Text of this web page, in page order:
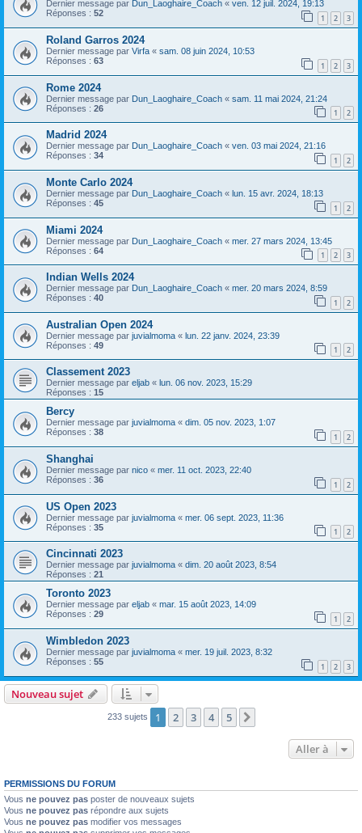
Dernier message par Dun_Laoghaire_Coach « ven. 12 juil. 2024, 19:13
Réponses : 52 1 2 3
Roland Garros 2024
Dernier message par Virfa « sam. 08 juin 2024, 10:53
Réponses : 63 1 2 3
Rome 2024
Dernier message par Dun_Laoghaire_Coach « sam. 11 mai 2024, 21:24
Réponses : 26 1 2
Madrid 2024
Dernier message par Dun_Laoghaire_Coach « ven. 03 mai 2024, 21:16
Réponses : 34 1 2
Monte Carlo 2024
Dernier message par Dun_Laoghaire_Coach « lun. 15 avr. 2024, 18:13
Réponses : 45 1 2
Miami 2024
Dernier message par Dun_Laoghaire_Coach « mer. 27 mars 2024, 13:45
Réponses : 64 1 2 3
Indian Wells 2024
Dernier message par Dun_Laoghaire_Coach « mer. 20 mars 2024, 8:59
Réponses : 40 1 2
Australian Open 2024
Dernier message par juvialmoma « lun. 22 janv. 2024, 23:39
Réponses : 49 1 2
Classement 2023
Dernier message par eljab « lun. 06 nov. 2023, 15:29
Réponses : 15
Bercy
Dernier message par juvialmoma « dim. 05 nov. 2023, 1:07
Réponses : 38 1 2
Shanghai
Dernier message par nico « mer. 11 oct. 2023, 22:40
Réponses : 36 1 2
US Open 2023
Dernier message par juvialmoma « mer. 06 sept. 2023, 11:36
Réponses : 35 1 2
Cincinnati 2023
Dernier message par juvialmoma « dim. 20 août 2023, 8:54
Réponses : 21
Toronto 2023
Dernier message par eljab « mar. 15 août 2023, 14:09
Réponses : 29 1 2
Wimbledon 2023
Dernier message par juvialmoma « mer. 19 juil. 2023, 8:32
Réponses : 55 1 2 3
Nouveau sujet
233 sujets 1 2 3 4 5
Aller à
PERMISSIONS DU FORUM
Vous ne pouvez pas poster de nouveaux sujets
Vous ne pouvez pas répondre aux sujets
Vous ne pouvez pas modifier vos messages